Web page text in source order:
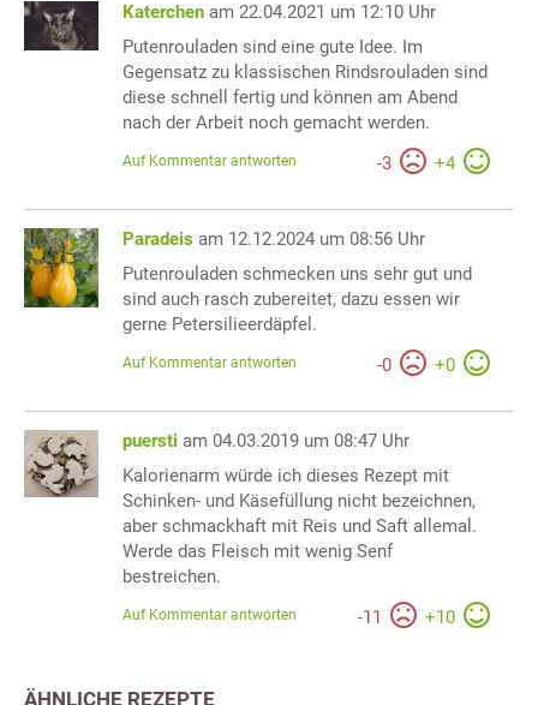
Katerchen am 22.04.2021 um 12:10 Uhr
Putenrouladen sind eine gute Idee. Im
Gegensatz zu klassischen Rindsrouladen sind
diese schnell fertig und können am Abend
nach der Arbeit noch gemacht werden.
-3 +4
Auf Kommentar antworten
Paradeis am 12.12.2024 um 08:56 Uhr
Putenrouladen schmecken uns sehr gut und
sind auch rasch zubereitet, dazu essen wir
gerne Petersilieerdäpfel.
-0 +0
Auf Kommentar antworten
puersti am 04.03.2019 um 08:47 Uhr
Kalorienarm würde ich dieses Rezept mit
Schinken- und Käsefüllung nicht bezeichnen,
aber schmackhaft mit Reis und Saft allemal.
Werde das Fleisch mit wenig Senf
bestreichen.
-11 +10
Auf Kommentar antworten
ÄHNLICHE REZEPTE